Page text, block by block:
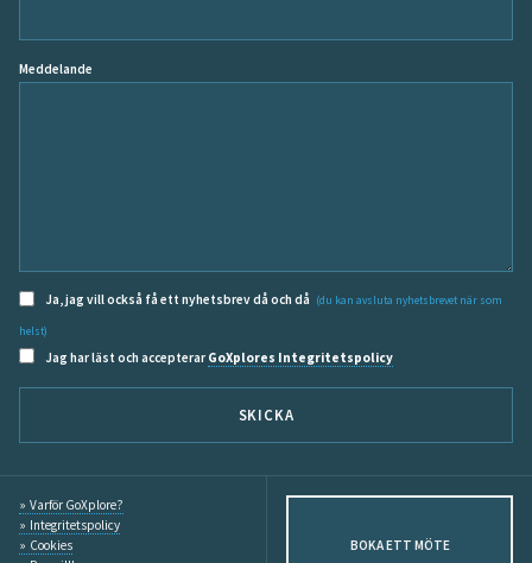
Meddelande
Ja, jag vill också få ett nyhetsbrev då och då (du kan avsluta nyhetsbrevet när som
helst)
Jag har läst och accepterar GoXplores Integritetspolicy
SKICKA
Varför GoXplore?
Integritetspolicy
Cookies
BOKA ETT MÖTE